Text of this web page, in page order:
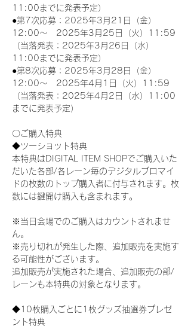
11:00までに発表予定）
●第7次応募：2025年3月21日（金）
12:00～　2025年3月25日（火）11:59
（当落発表：2025年3月26日（水）
11:00までに発表予定）
●第8次応募：2025年3月28日（金）
12:00～　2025年4月1日（火）11:59
（当落発表：2025年4月2日（水）11:00
までに発表予定）
〇ご購入特典
◆ツーショット特典
本特典はDIGITAL ITEM SHOPでご購入いた
だいた各部/各レーン毎のデジタルブロマイ
ドの枚数のトップ購入者に付与されます。枚
数には鍵開け購入も含まれます。
※当日会場でのご購入はカウントされませ
ん。
※売り切れが発生した際、追加販売を実施す
る可能性がございます。
追加販売が実施された場合、追加販売の部/
レーンも本特典の対象となります。
◆10枚購入ごとに1枚グッズ抽選券プレゼ
ント特典